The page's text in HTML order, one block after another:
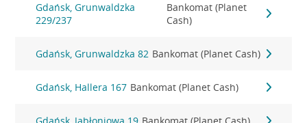
Gdańsk, Grunwaldzka
229/237
Bankomat (Planet
Cash)
Gdańsk, Grunwaldzka 82 Bankomat (Planet Cash)
Gdańsk, Hallera 167 Bankomat (Planet Cash)